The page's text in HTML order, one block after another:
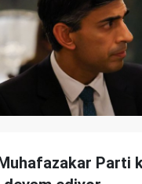
Parti